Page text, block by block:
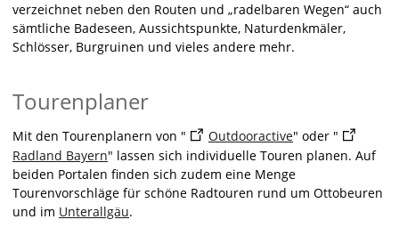
verzeichnet neben den Routen und „radelbaren Wegen“ auch
sämtliche Badeseen, Aussichtspunkte, Naturdenkmäler,
Schlösser, Burgruinen und vieles andere mehr.
Tourenplaner
Mit den Tourenplanern von " Outdooractive" oder "
Radland Bayern" lassen sich individuelle Touren planen. Auf
beiden Portalen finden sich zudem eine Menge
Tourenvorschläge für schöne Radtouren rund um Ottobeuren
und im Unterallgäu.